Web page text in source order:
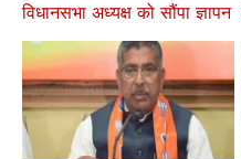
विधानसभा अध्यक्ष को सौंपा ज्ञापन